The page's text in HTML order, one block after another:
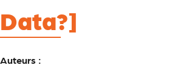
Data?]
Auteurs :